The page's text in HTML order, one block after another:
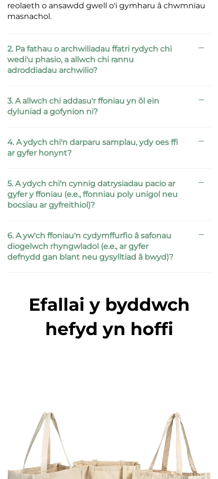
reolaeth o ansawdd gwell o'i gymharu â chwmnïau
masnachol.
2. Pa fathau o archwiliadau ffatri rydych chi
wedi'u phasio, a allwch chi rannu
adroddiadau archwilio?
3. A allwch chi addasu'r ffoniau yn ôl ein
dyluniad a gofynion ni?
4. A ydych chi'n darparu samplau, ydy oes ffi
ar gyfer honynt?
5. A ydych chi'n cynnig datrysiadau pacio ar
gyfer y ffoniau (e.e., ffonniau poly unigol neu
bocsiau ar gyfreithiol)?
6. A yw'ch ffoniau'n cydymffurfio â safonau
diogelwch rhyngwladol (e.e., ar gyfer
defnydd gan blant neu gysylltiad â bwyd)?
Efallai y byddwch
hefyd yn hoffi